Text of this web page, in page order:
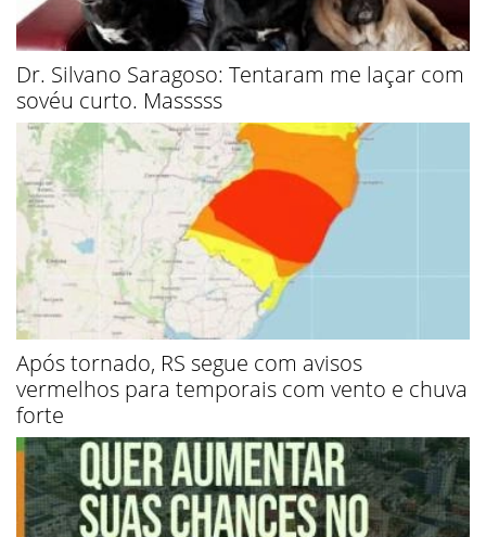
Dr. Silvano Saragoso: Tentaram me laçar com
sovéu curto. Masssss
Após tornado, RS segue com avisos
vermelhos para temporais com vento e chuva
forte